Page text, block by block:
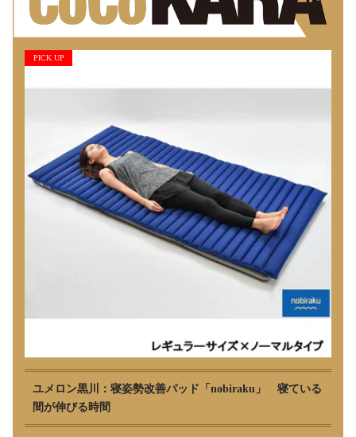
PICK UP
ユメロン黒川：寝姿勢改善パッド「nobiraku」 寝ている
間が伸びる時間